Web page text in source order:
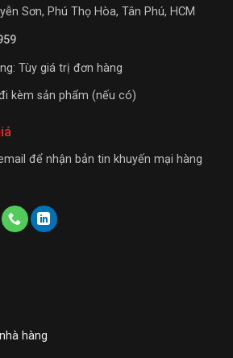
Sơn, Phú Thọ Hòa, Tân Phú, HCM
Tùy giá trị đơn hàng
kèm sản phẩm (nếu có)
để nhận bản tin khuyến mại hàng
hàng